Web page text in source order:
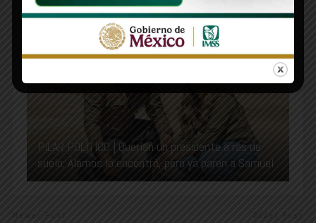
PILAR POLÍTICO | Morena en Sonora: la disciplina del
presente frente al ruido electoral
PILAR POLÍTICO | Querían un presidente a ras de
suelo; Álamos lo encontró, pero ya paren a Samuel
Newer Post